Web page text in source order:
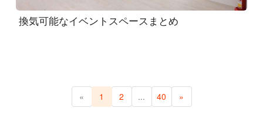
換気可能なイベントスペースまとめ
« 1 2 ... 40 »